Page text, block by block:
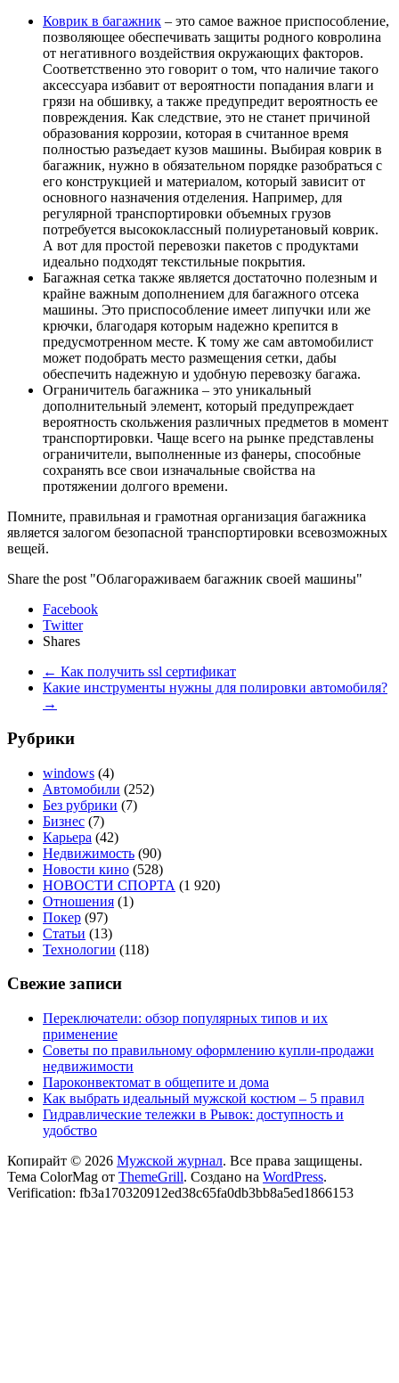
Коврик в багажник – это самое важное приспособление,
позволяющее обеспечивать защиты родного ковролина
от негативного воздействия окружающих факторов.
Соответственно это говорит о том, что наличие такого
аксессуара избавит от вероятности попадания влаги и
грязи на обшивку, а также предупредит вероятность ее
повреждения. Как следствие, это не станет причиной
образования коррозии, которая в считанное время
полностью разъедает кузов машины. Выбирая коврик в
багажник, нужно в обязательном порядке разобраться с
его конструкцией и материалом, который зависит от
основного назначения отделения. Например, для
регулярной транспортировки объемных грузов
потребуется высококлассный полиуретановый коврик.
А вот для простой перевозки пакетов с продуктами
идеально подходят текстильные покрытия.
Багажная сетка также является достаточно полезным и
крайне важным дополнением для багажного отсека
машины. Это приспособление имеет липучки или же
крючки, благодаря которым надежно крепится в
предусмотренном месте. К тому же сам автомобилист
может подобрать место размещения сетки, дабы
обеспечить надежную и удобную перевозку багажа.
Ограничитель багажника – это уникальный
дополнительный элемент, который предупреждает
вероятность скольжения различных предметов в момент
транспортировки. Чаще всего на рынке представлены
ограничители, выполненные из фанеры, способные
сохранять все свои изначальные свойства на
протяжении долгого времени.
Помните, правильная и грамотная организация багажника
является залогом безопасной транспортировки всевозможных
вещей.
Share the post "Облагораживаем багажник своей машины"
Facebook
Twitter
Shares
← Как получить ssl сертификат
Какие инструменты нужны для полировки автомобиля?
→
Рубрики
windows (4)
Автомобили (252)
Без рубрики (7)
Бизнес (7)
Карьера (42)
Недвижимость (90)
Новости кино (528)
НОВОСТИ СПОРТА (1 920)
Отношения (1)
Покер (97)
Статьи (13)
Технологии (118)
Свежие записи
Переключатели: обзор популярных типов и их
применение
Советы по правильному оформлению купли-продажи
недвижимости
Пароконвектомат в общепите и дома
Как выбрать идеальный мужской костюм – 5 правил
Гидравлические тележки в Рывок: доступность и
удобство
Копирайт © 2026 Мужской журнал. Все права защищены.
Тема ColorMag от ThemeGrill. Создано на WordPress.
Verification: fb3a170320912ed38c65fa0db3bb8a5ed1866153